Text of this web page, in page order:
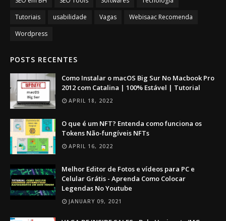
Tutoriais
usabilidade Vagas
Webisaac Recomenda
Wordpress
POSTS RECENTES
Como Instalar o macOS Big Sur No Macbook Pro
2012 com Catalina | 100% Estável | Tutorial
APRIL 18, 2022
O que é um NFT? Entenda como funciona os
Tokens Não-fungíveis NFTs
APRIL 16, 2022
Melhor Editor de Fotos e vídeos para PC e
Celular Grátis - Aprenda Como Colocar
Legendas No Youtube
JANUARY 09, 2021